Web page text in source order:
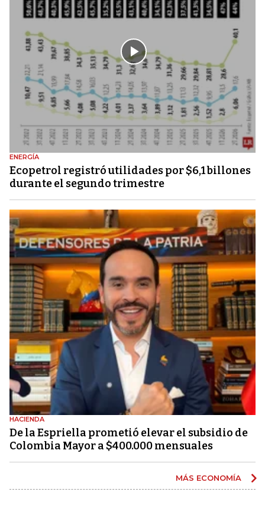
ENERGÍA
Ecopetrol registró utilidades por $6,1 billones
durante el segundo trimestre
HACIENDA
De la Espriella prometió elevar el subsidio de
Colombia Mayor a $400.000 mensuales
MÁS ECONOMÍA